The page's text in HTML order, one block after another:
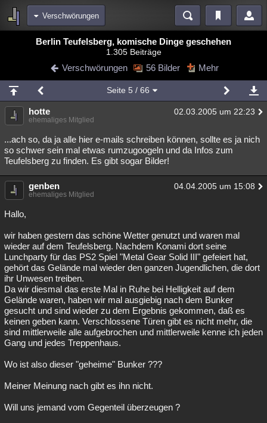
Verschwörungen
Blogs Videos
Chat Wiki Neuigkeiten
meine Rubriken
Menschen Mystery Kriminalfälle
Spiritualität Verschwörungen Technologie Ufologie
Natur Umfragen Unterhaltung
weitere Rubriken
Philosophie Träume
Astronomie
Musik Clash Verbesserungen Allmystery English
Übersichten
Besucht Teilgenommen
Lesenswert Schlüsselwörter
Berlin Teufelsberg, komische Dinge geschehen
1.305 Beiträge
Verschwörungen 56 Bilder Mehr
Seite 5 / 66
hotte 02.03.2005 um 22:23
ehemaliges Mitglied
...ach so, da ja alle hier e-mails schreiben können, sollte es ja nich
so schwer sein mal etwas rumzugoogeln und da Infos zum
Teufelsberg zu finden. Es gibt sogar Bilder!
genben 04.04.2005 um 15:08
ehemaliges Mitglied
Hallo,
wir haben gestern das schöne Wetter genutzt und waren mal
wieder auf dem Teufelsberg. Nachdem Konami dort seine
Lunchparty für das PS2 Spiel "Metal Gear Solid III" gefeiert hat,
gehört das Gelände mal wieder den ganzen Jugendlichen, die dort
ihr Unwesen treiben.
Da wir diesmal das erste Mal in Ruhe bei Helligkeit auf dem
Gelände waren, haben wir mal ausgiebig nach dem Bunker
gesucht und sind wieder zu dem Ergebnis gekommen, daß es
keinen geben kann. Verschlossene Türen gibt es nicht mehr, die
sind mittlerweile alle aufgebrochen und mittlerweile kenne ich jeden
Gang und jedes Treppenhaus.
Wo ist also dieser "geheime" Bunker ???
Meiner Meinung nach gibt es ihn nicht.
Will uns jemand vom Gegenteil überzeugen ?